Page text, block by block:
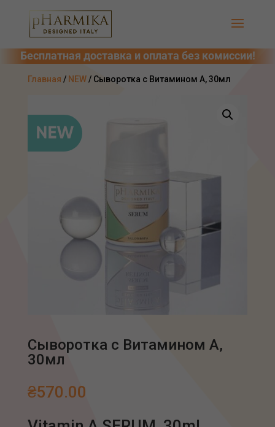
Главная / NEW/ Сыворотка с Витамином А, 30мл
Сыворотка с Витамином А,
30мл
₴570.00